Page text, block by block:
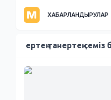
ХАБАРЛАНДЫРУЛАР
ертең танертең